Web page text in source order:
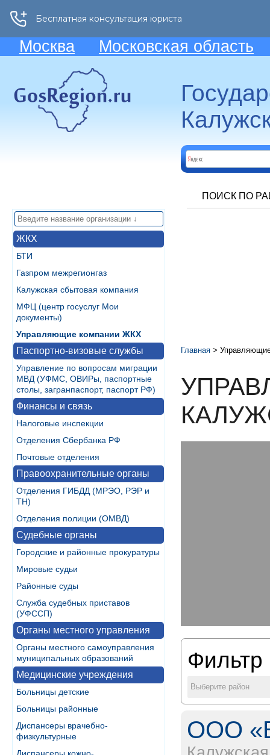
Москва Московская область
ПОИСК ПО
ЖКХ
БТИ
Газпром межрегионгаз
Калужская сбытовая компания
МФЦ (центр госуслуг Мои
документы)
Управляющие компании ЖКХ
Паспортно-визовые службы
Управление по вопросам миграции
МВД (УФМС, ОВИРы, паспортные
столы, загранпаспорт, паспорт РФ)
Финансы и связь
Налоговые инспекции
Отделения Сбербанка РФ
Почтовые отделения
Правоохранительные органы
Отделения ГИБДД (МРЭО, РЭР и
ТН)
Отделения полиции (ОМВД)
Судебные органы
Городские и районные прокуратуры
Мировые судьи
Районные суды
Служба судебных приставов
(УФССП)
Органы местного управления
Органы местного самоуправления
муниципальных образований
Медицинские учреждения
Больницы детские
Больницы районные
Диспансеры врачебно-
физкультурные
Главная >
Фильтр
Выберите район
ООО